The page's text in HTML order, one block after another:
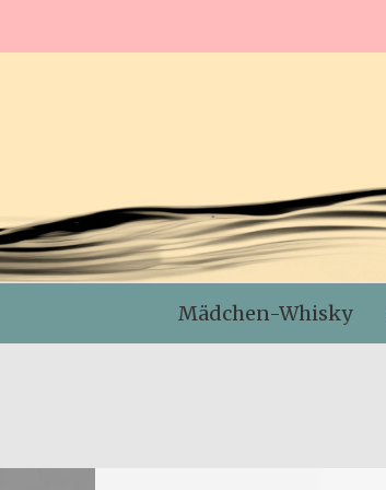
Mädchen-Whisky